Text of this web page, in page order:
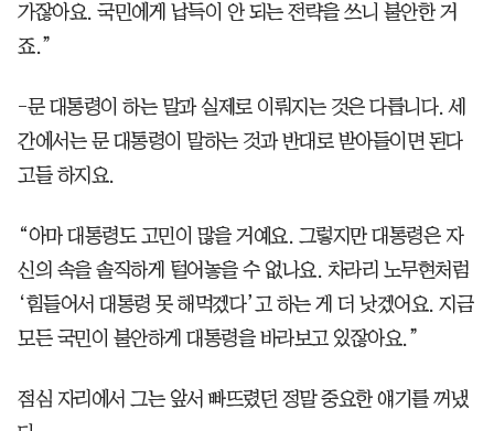
가잖아요. 국민에게 납득이 안 되는 전략을 쓰니 불안한 거
죠.”
-문 대통령이 하는 말과 실제로 이뤄지는 것은 다릅니다. 세
간에서는 문 대통령이 말하는 것과 반대로 받아들이면 된다
고들 하지요.
“아마 대통령도 고민이 많을 거예요. 그렇지만 대통령은 자
신의 속을 솔직하게 털어놓을 수 없나요. 차라리 노무현처럼
‘힘들어서 대통령 못 해먹겠다’고 하는 게 더 낫겠어요. 지금
모든 국민이 불안하게 대통령을 바라보고 있잖아요.”
점심 자리에서 그는 앞서 빠뜨렸던 정말 중요한 얘기를 꺼냈